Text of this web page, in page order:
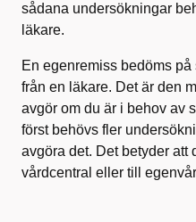
sådana undersökningar
läkare.
En egenremiss bedöms
från en läkare. Det är den
avgör om du är i behov av
först behövs fler
avgöra det. Det betyder att
vårdcentral eller till